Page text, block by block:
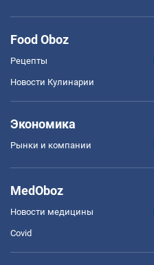
Food Oboz
Рецепты
Новости Кулинарии
Экономика
Рынки и компании
MedOboz
Новости медицины
Covid